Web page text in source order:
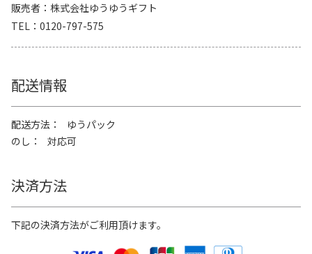
販売者
株式会社ゆうゆうギフト
TEL
0120-797-575
配送情報
配送方法
ゆうパック
のし
対応可
決済方法
下記の決済方法がご利用頂けます。